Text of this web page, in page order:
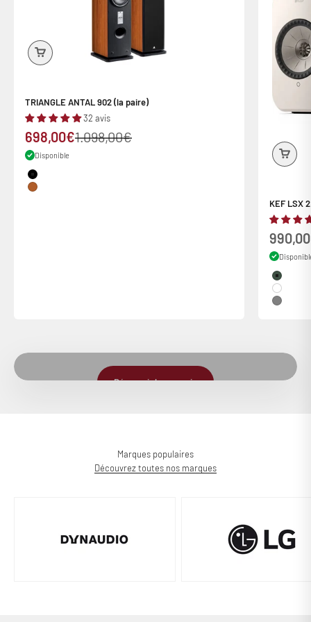
TRIANGLE ANTAL 902 (la paire)
32 avis
Prix de vente
698,00€Prix normal
1.098,00€
Disponible
Couleur
Black
Cognac
KEF LSX
Prix
Couleur
Vert
White
Grey
Découvrir le magasin
Marques populaires
Découvrez toutes nos marques